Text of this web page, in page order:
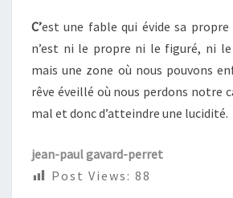
C’est une fable qui évide sa
n’est ni le propre ni le figuré, ni
mais une zone où nous pouvons
rêve éveillé où nous perdons notre
mal et donc d’atteindre une lucidité.
jean-paul gavard-perret
Post Views: 88